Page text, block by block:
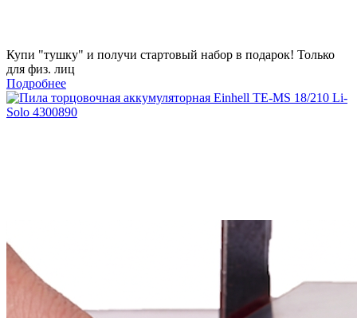
Купи "тушку" и получи стартовый набор в подарок! Только
для физ. лиц
Подробнее